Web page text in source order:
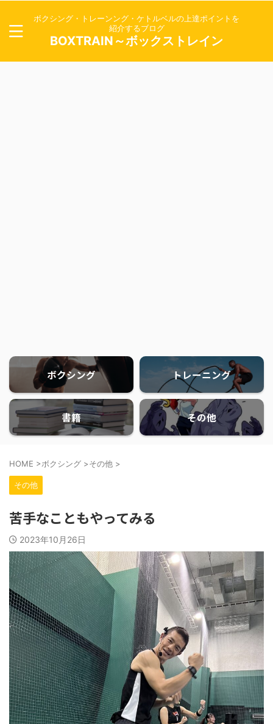
ボクシング・トレーンング・ケトルベルの上達ポイントを
紹介するブログ
BOXTRAIN～ボックストレイン
ボクシング トレーニング
書籍 その他
HOME >ボクシング >その他 >
その他
苦手なこともやってみる
2023年10月26日